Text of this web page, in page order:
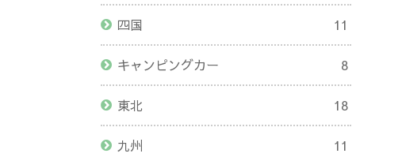
四国 11
キャンピングカー 8
東北 18
九州 11